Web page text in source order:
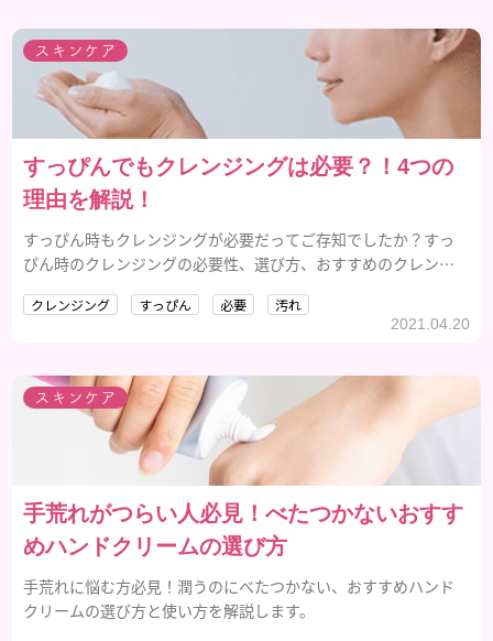
スキンケア
すっぴんでもクレンジングは必要？！4つの
理由を解説！
すっぴん時もクレンジングが必要だってご存知でしたか？すっ
ぴん時のクレンジングの必要性、選び方、おすすめのクレンジ
クレンジング すっぴん 必要 汚れ
2021.04.20
スキンケア
手荒れがつらい人必見！べたつかないおすす
めハンドクリームの選び方
手荒れに悩む方必見！潤うのにべたつかない、おすすめハンド
クリームの選び方と使い方を解説します。